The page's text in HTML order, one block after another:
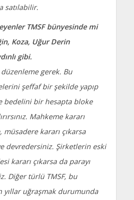
satılabilir.
TMSF bünyesinde mi
Koza, Uğur Derin
gibi.
gerek. Bu
şeffaf bir şekilde yapıp
bedelini bir hesapta bloke
Mahkeme kararı
kararı çıkarsa
devredersiniz. Şirketlerin eski
kararı çıkarsa da parayı
Diğer türlü TMSF, bu
yıllar uğraşmak durumunda